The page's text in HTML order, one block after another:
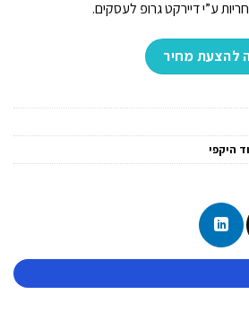
להצעת מחיר
היקפי